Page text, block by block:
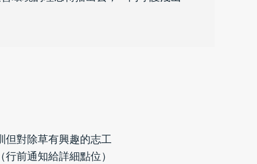
但對除草有興趣的志工
前通知給詳細點位）